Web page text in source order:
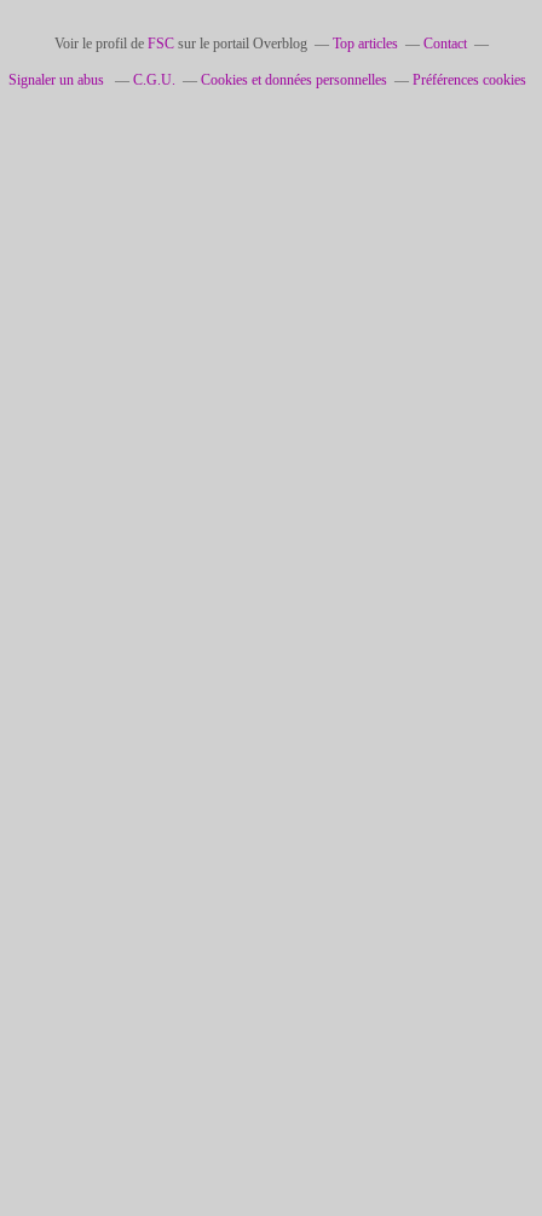
Voir le profil de FSCsur le portail Overblog Top articles Contact
Signaler un abus C.G.U. Cookies et données personnelles Préférences cookies